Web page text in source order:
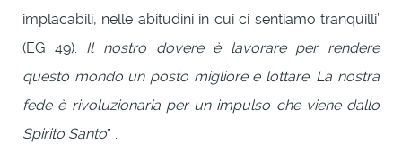
implacabili, nelle abitudini in cui ci sentiamo tranquilli’
(EG 49). Il nostro dovere è lavorare per rendere
questo mondo un posto migliore e lottare. La nostra
fede è rivoluzionaria per un impulso che viene dallo
Spirito Santo” .